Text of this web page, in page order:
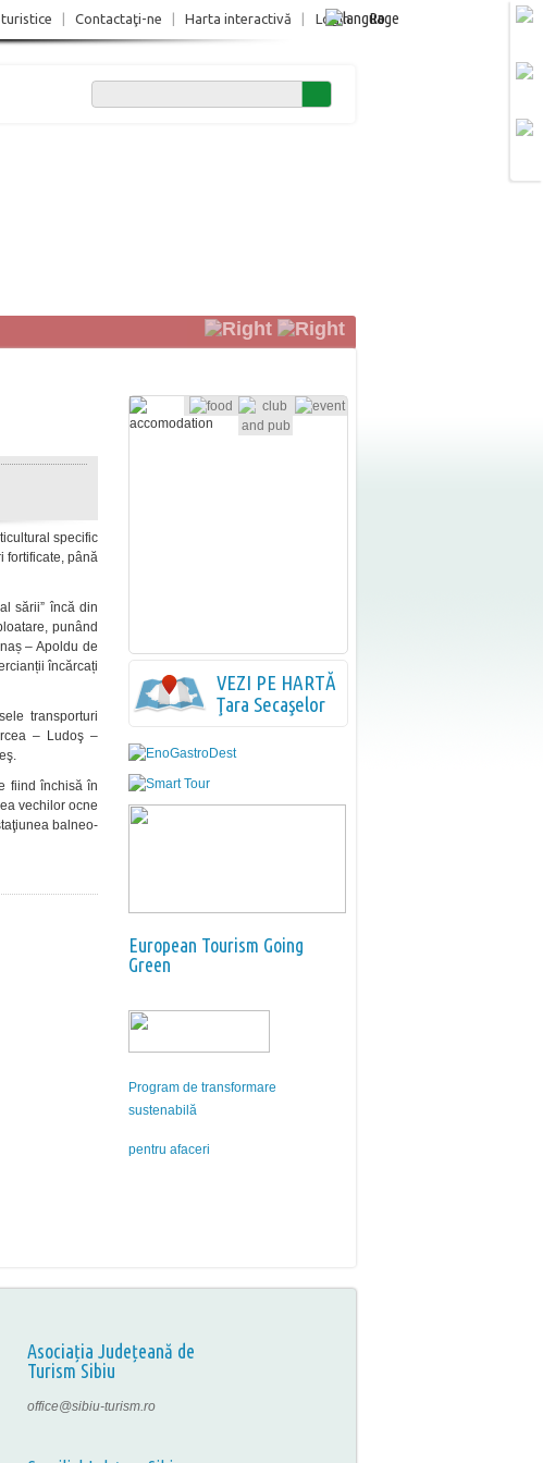
Login Ro
Contactaţi-ne Harta interactivă
specific
fortificate, până
sării” încă din
punând
– Apoldu de
încărcați
transporturi
– Ludoş –
fiind închisă în
vechilor ocne
balneo-
VEZI PE HARTĂ
Ţara Secaşelor
European Tourism Going
Green
Program de transformare
sustenabilă
pentru afaceri
Asociația Județeană de
Turism Sibiu
office@sibiu-turism.ro